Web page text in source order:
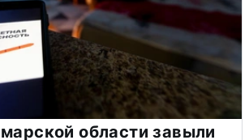
области завыли